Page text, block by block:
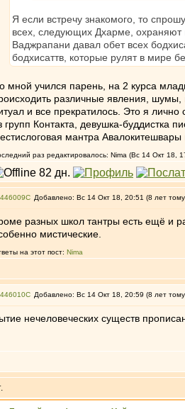
Я если встречу знакомого, то
всех, следующих Дхарме, охраняют
Ваджрапани давал обет всех
бодхисаттв, которые рулят в мире
мной учился парень, на 2 курса
различные явления, шумы,
и все прекратилось. Это я
групп Контакта, девушка-буддистка
мантра
раз редактировалось: Nima (Вс 14 Окт 18,
446009 Добавлено: Вс 14 Окт 18, 20:51 (8 лет
разных школ тантры есть ещё и
мистические.
на этот пост: Nima
446010 Добавлено: Вс 14 Окт 18, 20:59 (8 лет
нечеловеческих существ